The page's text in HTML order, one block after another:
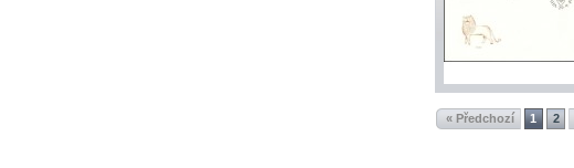
« Předchozí 1 2